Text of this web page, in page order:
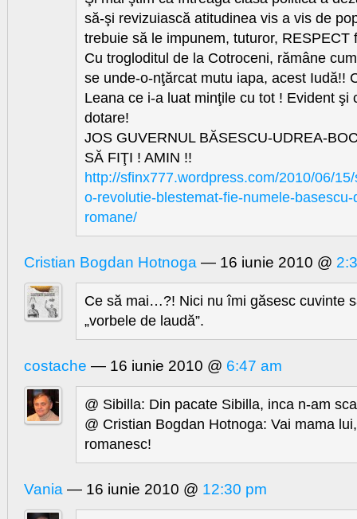
să-şi revizuiască atitudinea vis a vis de
trebuie să le impunem, tuturor, RESPECT
Cu trogloditul de la Cotroceni, rămâne
se unde-o-nţărcat mutu iapa, acest Iudă!!
Leana ce i-a luat minţile cu tot ! Evident şi
dotare!
JOS GUVERNUL BĂSESCU-UDREA-
SĂ FIŢI ! AMIN !!
http://sfinx777.wordpress.com/2010/06/
o-revolutie-blestemat-fie-numele-
romane/
Cristian Bogdan Hotnoga — 16 iunie 2010 @
Ce să mai…?! Nici nu îmi găsesc cuvinte
„vorbele de laudă”.
costache — 16 iunie 2010 @ 6:47 am
@ Sibilla: Din pacate Sibilla, inca n-am
@ Cristian Bogdan Hotnoga: Vai mama
romanesc!
Vania — 16 iunie 2010 @ 12:30 pm